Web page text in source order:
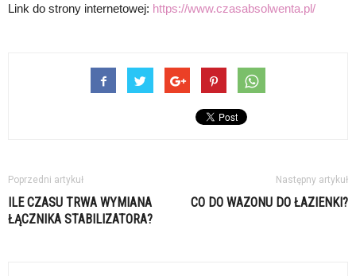
Link do strony internetowej: https://www.czasabsolwenta.pl/
Poprzedni artykuł
ILE CZASU TRWA WYMIANA
ŁĄCZNIKA STABILIZATORA?
Następny artykuł
CO DO WAZONU DO ŁAZIENKI?